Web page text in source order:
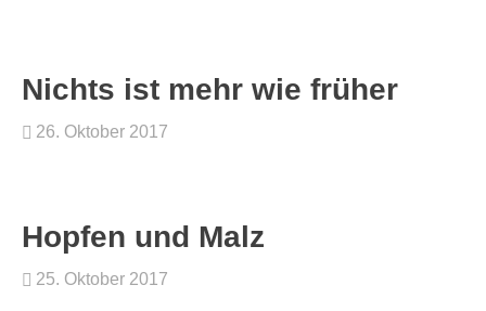
Nichts ist mehr wie früher
26. Oktober 2017
Hopfen und Malz
25. Oktober 2017